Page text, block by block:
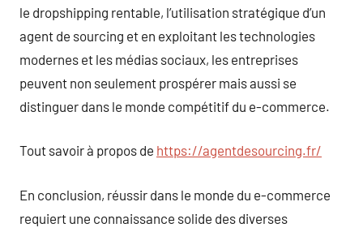
le dropshipping rentable, l’utilisation stratégique d’un
agent de sourcing et en exploitant les technologies
modernes et les médias sociaux, les entreprises
peuvent non seulement prospérer mais aussi se
distinguer dans le monde compétitif du e-commerce.
Tout savoir à propos de https://agentdesourcing.fr/
En conclusion, réussir dans le monde du e-commerce
requiert une connaissance solide des diverses